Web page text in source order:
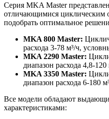
Серия MKA Master
отличающимися циклическим
подобрать оптимальное
MKA 800 Master:
расхода 3-78 м³/ч,
MKA 2290 Master:
диапазон расхода 4,8-
MKA 3350 Master:
диапазон расхода 6-180
Все модели обладают
характеристиками: